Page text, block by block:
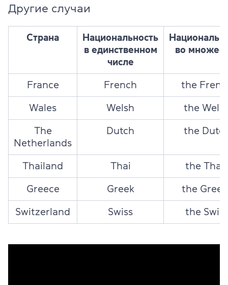
Другие случаи
Страна
Национальность
в единственном
числе
во
France French the
Wales Welsh the
The
Netherlands
Dutch the
Thailand Thai the Thais
Greece Greek the
Switzerland Swiss the Swiss